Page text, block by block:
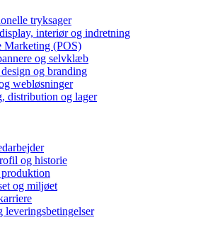
tryksager
interiør og indretning
Marketing (POS)
og selvklæb
og branding
webløsninger
distribution og lager
og historie
og miljøet
leveringsbetingelser